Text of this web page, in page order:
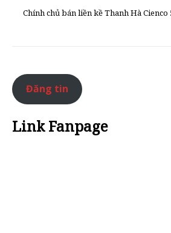
Chính chủ bán liền kề Thanh Hà Cienco
Đăng tin
Link Fanpage